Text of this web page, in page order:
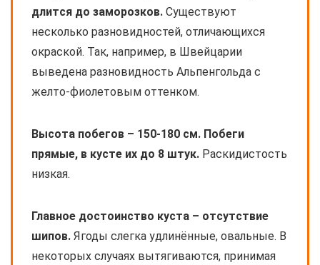
длится до заморозков. Существуют
несколько разновидностей, отличающихся
окраской. Так, например, в Швейцарии
выведена разновидность Альпенгольда с
желто-фиолетовым оттенком.
Высота побегов – 150-180 см. Побеги
прямые, в кусте их до 8 штук. Раскидистость
низкая.
Главное достоинство куста – отсутствие
шипов. Ягоды слегка удлинённые, овальные. В
некоторых случаях вытягиваются, принимая